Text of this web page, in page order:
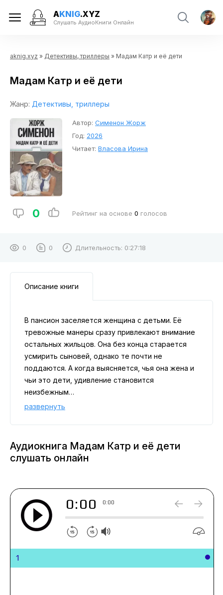
AKNIG.XYZ
Слушать АудиоКниги Онлайн
aknig.xyz » Детективы, триллеры » Мадам Катр и её дети
Мадам Катр и её дети
Жанр: Детективы, триллеры
Автор: Сименон Жорж
Год: 2026
Читает: Власова Ирина
0 Рейтинг на основе 0 голосов
0 0 Длительность: 0:27:18
Описание книги
В пансион заселяется женщина с детьми. Её
тревожные манеры сразу привлекают внимание
остальных жильцов. Она без конца старается
усмирить сыновей, однако те почти не
поддаются. А когда выясняется, чья она жена и
чьи это дети, удивление становится
неизбежным…
развернуть
Аудиокнига Мадам Катр и её дети
слушать онлайн
0:00 0:00
1